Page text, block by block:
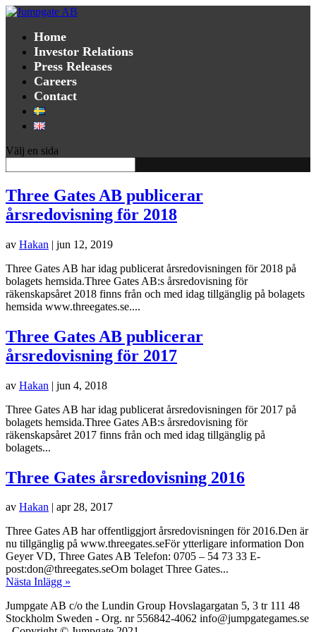
Home
Investor Relations
Press Releases
Careers
Contact
Välj en sida
Three Gates AB publicerar
årsredovisning för 2018
av Hakan | jun 12, 2019
Three Gates AB har idag publicerat årsredovisningen för 2018 på
bolagets hemsida.Three Gates AB:s årsredovisning för
räkenskapsåret 2018 finns från och med idag tillgänglig på bolagets
hemsida www.threegates.se....
Three Gates AB publicerar
årsredovisning för 2017
av Hakan | jun 4, 2018
Three Gates AB har idag publicerat årsredovisningen för 2017 på
bolagets hemsida.Three Gates AB:s årsredovisning för
räkenskapsåret 2017 finns från och med idag tillgänglig på
bolagets...
Three Gates årsredovisning 2016
av Hakan | apr 28, 2017
Three Gates AB har offentliggjort årsredovisningen för 2016.Den är
nu tillgänglig på www.threegates.seFör ytterligare information Don
Geyer VD, Three Gates AB Telefon: 0705 – 54 73 33 E-
post:don@threegates.seOm bolaget Three Gates...
Nästa Inlägg »
Jumpgate AB c/o the Lundin Group Hovslagargatan 5, 3 tr 111 48
Stockholm Sweden - Org. nr 556842-4062 info@jumpgategames.se